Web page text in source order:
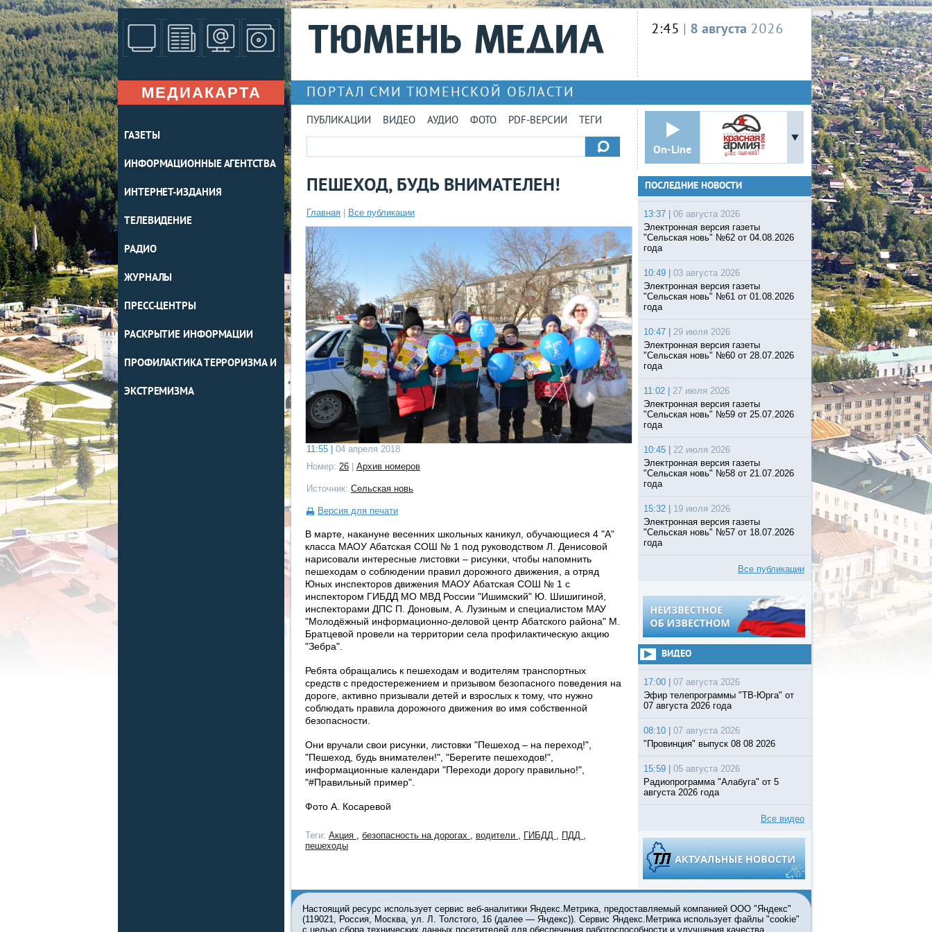
МЕДИАКАРТА
ГАЗЕТЫ
ИНФОРМАЦИОННЫЕ АГЕНТСТВА
ИНТЕРНЕТ-ИЗДАНИЯ
ТЕЛЕВИДЕНИЕ
РАДИО
ЖУРНАЛЫ
ПРЕСС-ЦЕНТРЫ
РАСКРЫТИЕ ИНФОРМАЦИИ
ПРОФИЛАКТИКА ТЕРРОРИЗМА И
ЭКСТРЕМИЗМА
2:45 | 8 августа 2026
ПОРТАЛ СМИ ТЮМЕНСКОЙ ОБЛАСТИ
ПУБЛИКАЦИИ ВИДЕО АУДИО ФОТО PDF-ВЕРСИИ ТЕГИ
On-Line
ПЕШЕХОД, БУДЬ ВНИМАТЕЛЕН!
Главная Все публикации
11:55 |
04 апреля 2018
Номер: 26 Архив номеров
Источник: Сельская новь
Версия для печати
В марте, накануне весенних школьных каникул, обучающиеся 4 "А"
класса МАОУ Абатская СОШ № 1 под руководством Л. Денисовой
нарисовали интересные листовки – рисунки, чтобы напомнить
пешеходам о соблюдении правил дорожного движения, а отряд
Юных инспекторов движения МАОУ Абатская СОШ № 1 с
инспектором ГИБДД МО МВД России "Ишимский" Ю. Шишигиной,
инспекторами ДПС П. Доновым, А. Лузиным и специалистом МАУ
"Молодёжный информационно-деловой центр Абатского района" М.
Братцевой провели на территории села профилактическую акцию
"Зебра".
Ребята обращались к пешеходам и водителям транспортных
средств с предостережением и призывом безопасного поведения на
дороге, активно призывали детей и взрослых к тому, что нужно
соблюдать правила дорожного движения во имя собственной
безопасности.
Они вручали свои рисунки, листовки "Пешеход – на переход!",
"Пешеход, будь внимателен!", "Берегите пешеходов!",
информационные календари "Переходи дорогу правильно!",
"#Правильный пример".
Фото А. Косаревой
Теги: Акция безопасность на дорогах водители ГИБДД ПДД
пешеходы
ПОСЛЕДНИЕ НОВОСТИ
13:37 |
06 августа 2026
Электронная версия газеты
"Сельская новь" №62 от 04.08.2026
года
10:49 |
03 августа 2026
Электронная версия газеты
"Сельская новь" №61 от 01.08.2026
года
10:47 |
29 июля 2026
Электронная версия газеты
"Сельская новь" №60 от 28.07.2026
года
11:02 |
27 июля 2026
Электронная версия газеты
"Сельская новь" №59 от 25.07.2026
года
10:45 |
22 июля 2026
Электронная версия газеты
"Сельская новь" №58 от 21.07.2026
года
15:32 |
19 июля 2026
Электронная версия газеты
"Сельская новь" №57 от 18.07.2026
года
Все публикации
ВИДЕО
17:00 |
07 августа 2026
Эфир телепрограммы "ТВ-Юрга" от
07 августа 2026 года
08:10 |
07 августа 2026
"Провинция" выпуск 08 08 2026
15:59 |
05 августа 2026
Радиопрограмма "Алабуга" от 5
августа 2026 года
Все видео
О ПРОЕКТЕ КОНТАКТЫ
Настоящий ресурс использует сервис веб-аналитики Яндекс.Метрика, предоставляемый компанией ООО "Яндекс"
(119021, Россия, Москва, ул. Л. Толстого, 16 (далее — Яндекс)). Сервис Яндекс.Метрика использует файлы "cookie"
с целью сбора технических данных посетителей для обеспечения работоспособности и улучшения качества